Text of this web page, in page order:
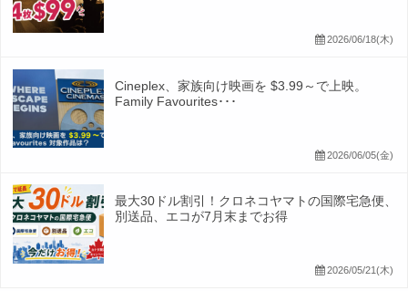
2026/06/18(木)
Cineplex、家族向け映画を $3.99～で上映。
Family Favourites･･･
2026/06/05(金)
最大30ドル割引！クロネコヤマトの国際宅急便、
別送品、エコが7月末までお得
2026/05/21(木)